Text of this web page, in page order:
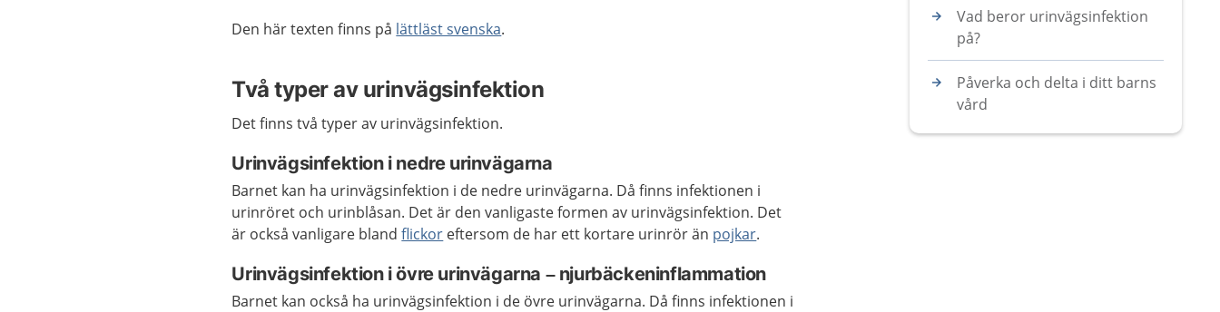
Den här texten finns på lättläst svenska.
Två typer av urinvägsinfektion
Det finns två typer av urinvägsinfektion.
Urinvägsinfektion i nedre urinvägarna
Barnet kan ha urinvägsinfektion i de nedre urinvägarna. Då finns infektionen i
urinröret och urinblåsan. Det är den vanligaste formen av urinvägsinfektion. Det
är också vanligare blandflickor eftersom de har ett kortare urinrör än pojkar.
Urinvägsinfektion i övre urinvägarna – njurbäckeninflammation
Barnet kan också ha urinvägsinfektion i de övre urinvägarna. Då finns infektionen i
Vad beror urinvägsinfektion
på?
Påverka och delta i ditt barns
vård